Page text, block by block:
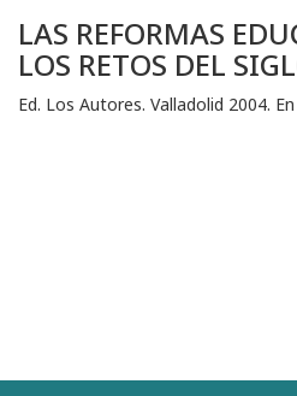
LAS REFORMAS
LOS RETOS DEL
Ed. Los Autores. Valladolid 2004.